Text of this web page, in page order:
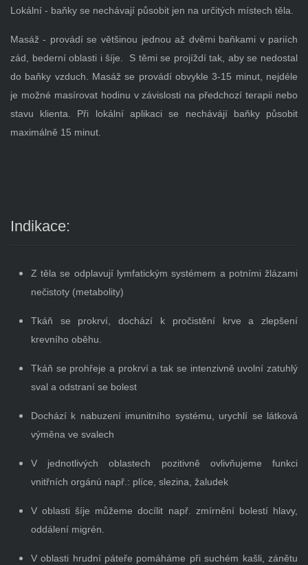
Lokální - baňky se nechávají působit jen na určitých místech těla.
Masáž - provádí se většinou jednou až dvěmi baňkami v pariích
zád, bederní oblasti i šíje. S těmi se projíždí tak, aby se nedostal
do baňky vzduch. Masáž se provádí obvykle 3-15 minut, nejdéle
je možné masírovat hodinu v závislosti na předchozí terapii nebo
stavu klienta. Při lokální aplikaci se nechávájí baňky působit
maximálně 15 minut.
Indikace:
Z těla se odplavují lymfatickým systémem a potními žlázami
nečistoty (metabolity)
Tkáň se prokrví, dochází k pročistění krve a zlepšení
krevního oběhu.
Tkáň se prohřeje a prokrví a tak se intenzivně uvolní zatuhlý
sval a odstraní se bolest
Dochází k nabuzení imunitního systému, urychlí se látková
výměna ve svalech
V jednotlivých oblastech pozitivně ovlivňujeme funkci
vnitřních orgánú např.: plíce, slezina, žaludek
V oblasti šíje můžeme docílit např. zmírnění bolestí hlavy,
oddálení migrén.
V oblasti hrudní páteře pomáháme při suchém kašli, zánětu